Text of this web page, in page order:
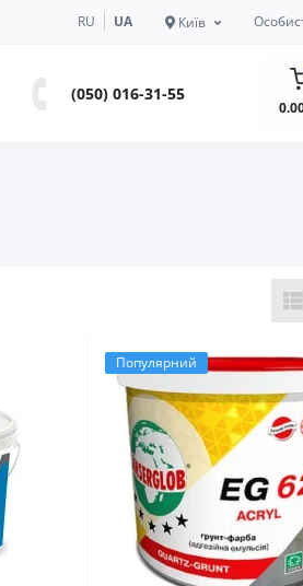
RU UA Київ
(050) 016-31-55
Популярний